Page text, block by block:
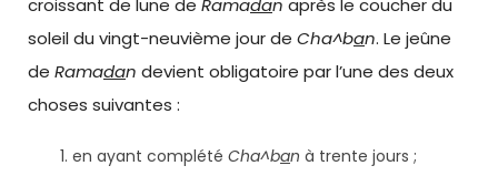
croissant de lune de Ramadan après le coucher du
soleil du vingt-neuvième jour de Cha^ban. Le jeûne
de Ramadan devient obligatoire par l’une des deux
choses suivantes :
en ayant complété Cha^ban à trente jours ;